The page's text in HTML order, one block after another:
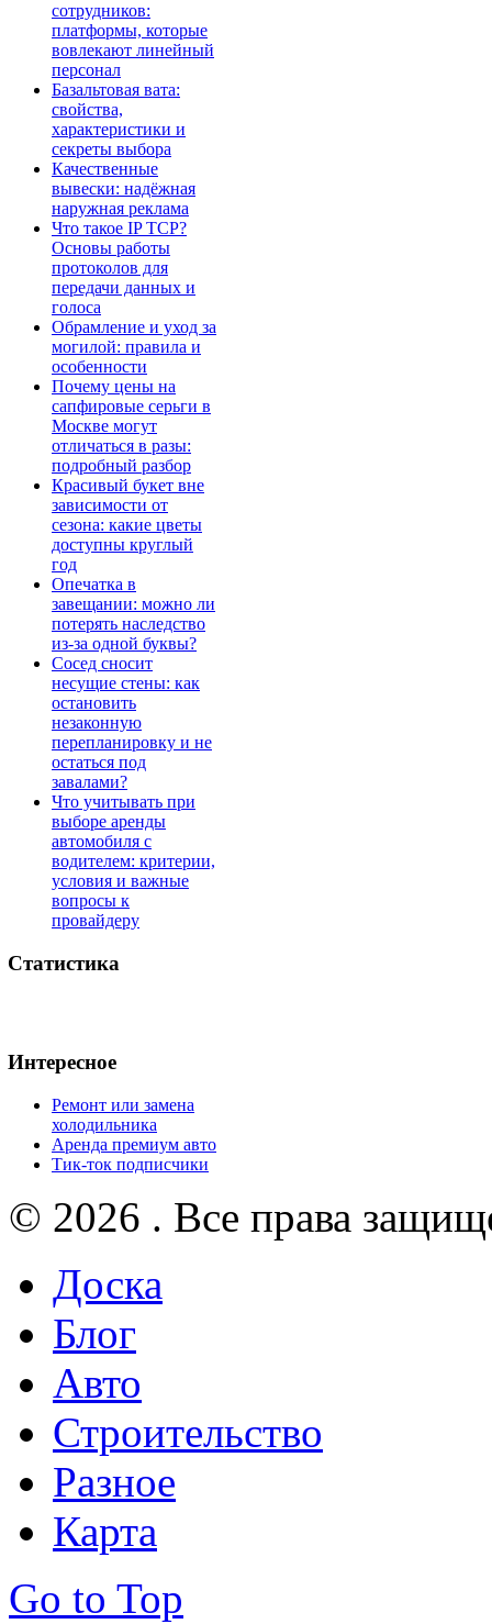
сотрудников:
платформы, которые
вовлекают линейный
персонал
Базальтовая вата:
свойства,
характеристики и
секреты выбора
Качественные
вывески: надёжная
наружная реклама
Что такое IP TCP?
Основы работы
протоколов для
передачи данных и
голоса
Обрамление и уход за
могилой: правила и
особенности
Почему цены на
сапфировые серьги в
Москве могут
отличаться в разы:
подробный разбор
Красивый букет вне
зависимости от
сезона: какие цветы
доступны круглый
год
Опечатка в
завещании: можно ли
потерять наследство
из-за одной буквы?
Сосед сносит
несущие стены: как
остановить
незаконную
перепланировку и не
остаться под
завалами?
Что учитывать при
выборе аренды
автомобиля с
водителем: критерии,
условия и важные
вопросы к
провайдеру
Статистика
Интересное
Ремонт или замена
холодильника
Аренда премиум авто
Тик-ток подписчики
© 2026 . Все права
Доска
Блог
Авто
Строительство
Разное
Карта
Go to Top